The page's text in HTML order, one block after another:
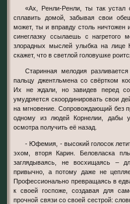
«Ах, Ренли-Ренли, ты так устал от своих сестёр – готов уж всех
сплавить домой, забывая свои
может, ты и вправду столь
синеглазку ссылаешь с
злорадных мыслей улыбка на лице
скажет, что в светлой головушке
Старинная мелодия разливается колокольным перезвоном, стоит
пальцу джентльмена со свёртком
Их не ждали, но завидев перед
умудряется скоординировать свои
на мгновение. Сопровождающий без
одному из людей Корнелии, дабы
осмотра получить её назад.
- Юфемия, - высокий голосок летит по просторным залам, отражаясь
эхом, вторя Карин. Беловласка
заглядываясь, не восхищаясь –
привычно, а потому даже не
Профессионально превращаясь в
к своей госпоже, создавая для
прочной связи со своей сестрой: